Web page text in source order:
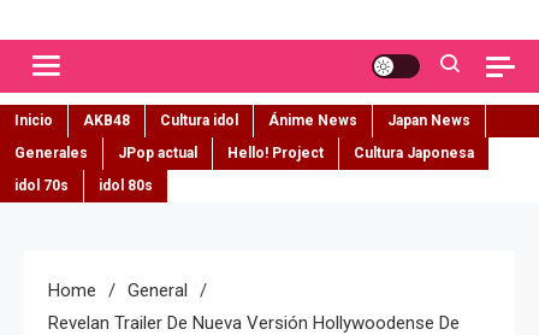
Inicio AKB48 Cultura idol Ánime News
Japan News
Generales
JPop actual Hello! Project
Cultura Japonesa
idol 70s
idol 80s
Home
General
Revelan Trailer De Nueva Versión Hollywoodense De